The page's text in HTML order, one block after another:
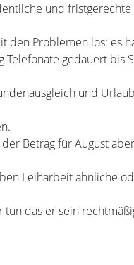
und fristgerechte
den Problemen los: es
Telefonate gedauert bis
und Urlaub
Betrag für August aber
Leiharbeit ähnliche
das er sein